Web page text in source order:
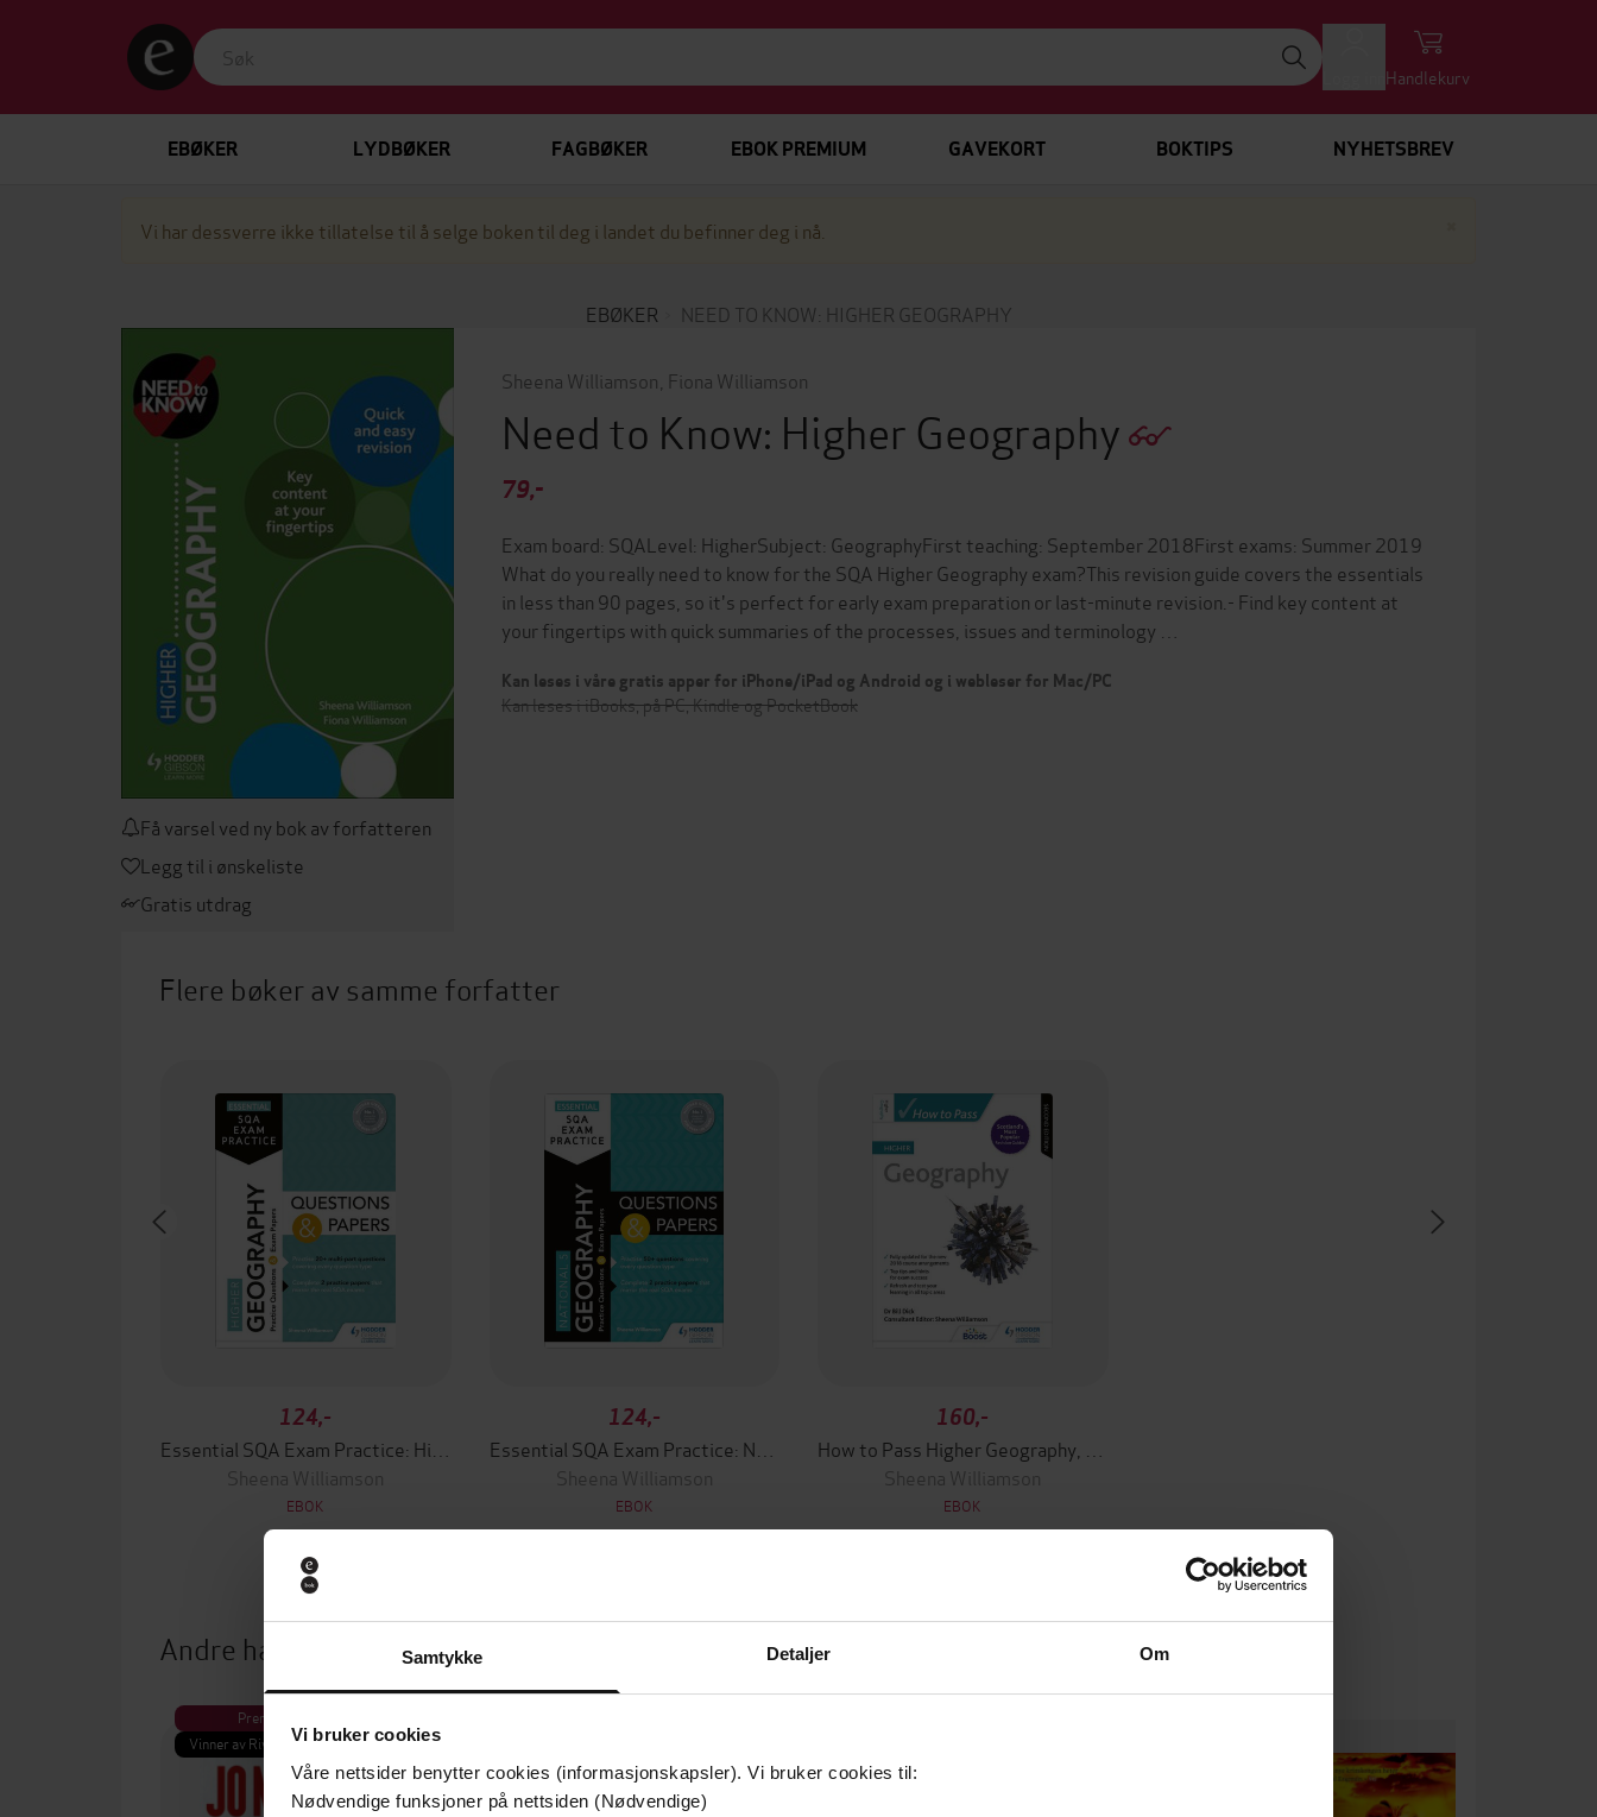
Samtykke Detaljer Om
Vi bruker cookies
Våre nettsider benytter cookies (informasjonskapsler). Vi bruker cookies til:
Nødvendige funksjoner på nettsiden (Nødvendige)
Handlekurv
EBØKER LYDBØKER FAGBØKER EBOK PREMIUM GAVEKORT BOKTIPS NYHETSBREV
Vi har dessverre ikke tillatelse til å selge boken til deg i landet du befinner deg i nå.
EBØKER NEED TO KNOW: HIGHER GEOGRAPHY
Få varsel ved ny bok av forfatteren
Legg til i ønskeliste
Gratis utdrag
Sheena Williamson Fiona Williamson
Need to Know: Higher Geography
79,-
Exam board: SQALevel: HigherSubject: GeographyFirst teaching: September 2018First exams: Summer 2019
What do you really need to know for the SQA Higher Geography exam?This revision guide covers the essentials
in less than 90 pages, so it's perfect for early exam preparation or last-minute revision.- Find key content at
your fingertips with quick summaries of the processes, issues and terminology …
Kan leses i våre gratis apper for iPhone/iPad og Android og i webleser for Mac/PC
Kan leses i iBooks, på PC, Kindle og PocketBook
Flere bøker av samme forfatter
124,-
Sheena Williamson
EBOK
124,-
Sheena Williamson
EBOK
160,-
Sheena Williamson
EBOK
Andre har også kjøpt
Premium
Vinner av Rivertonprisen